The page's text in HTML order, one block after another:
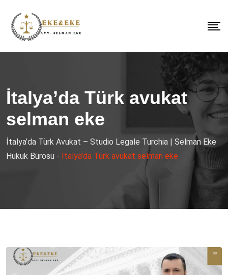
İtalya’da Türk avukat
selman eke
İtalya’da Türk Avukat – Studio Legale Turchia | Selman Eke
Hukuk Bürosu - İtalya'da Türk avukat selman eke